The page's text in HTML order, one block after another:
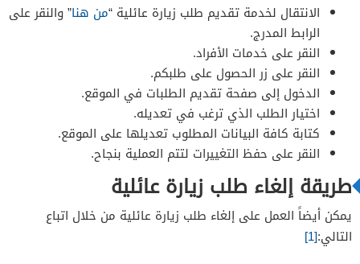
الانتقال لخدمة تقديم طلب زيارة عائلية “من هنا” والنقر على
الرابط المدرج.
النقر على خدمات الأفراد.
النقر على زر الحصول على طلبكم.
الدخول إلى صفحة تقديم الطلبات في الموقع.
اختيار الطلب الذي ترغب في تعديله.
كتابة كافة البيانات المطلوب تعديلها على الموقع.
النقر على حفظ التغييرات لتتم العملية بنجاح.
طريقة إلغاء طلب زيارة عائلية
يمكن أيضاً العمل على إلغاء طلب زيارة عائلية من خلال اتباع
التالي:[1]